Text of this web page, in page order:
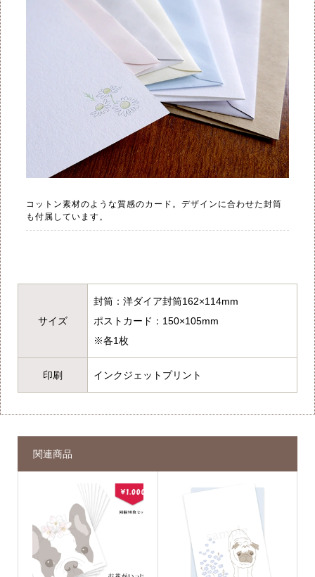
コットン素材のような質感のカード。デザインに合わせた封筒
も付属しています。
サイズ
封筒：洋ダイア封筒162×114mm
ポストカード：150×105mm
※各1枚
印刷 インクジェットプリント
関連商品